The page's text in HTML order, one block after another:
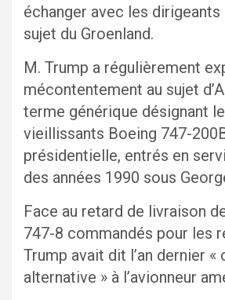
échanger avec les dirigeants
sujet du Groenland.
M. Trump a régulièrement
mécontentement au sujet
terme générique désignant
vieillissants Boeing 747-
présidentielle, entrés en
des années 1990 sous
Face au retard de livraison
747-8 commandés pour les
Trump avait dit l’an dernier «
alternative » à l’avionneur